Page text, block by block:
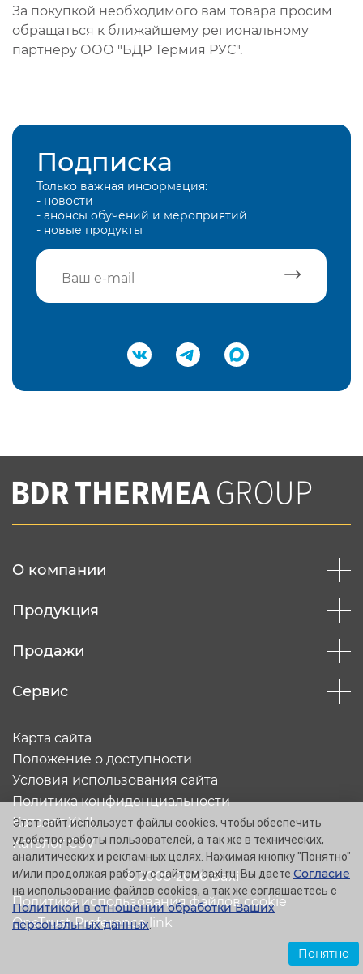
За покупкой необходимого вам товара просим
обращаться к ближайшему региональному
партнеру ООО "БДР Термия РУС".
Подписка
Только важная информация:
- новости
- анонсы обучений и мероприятий
- новые продукты
Подтвердить e-mail
Вы соглашаетесь с нашей политикой
конфеденциальности
О компании
Продукция
Продажи
Сервис
© 2005-2026 Baxi
Карта сайта
Положение о доступности
Условия использования сайта
Политика конфиденциальности
Каталог XML
Каталог CSV
Политика использования файлов cookie
OneTrust Preference link
Этот сайт использует файлы cookies, чтобы обеспечить
удобство работы пользователей, а так же в технических,
аналитических и рекламных целях. Нажимая кнопку "Понятно"
и/или продолжая работу с сайтом baxi.ru, Вы даете Согласие
на использование файлов cookies, а так же соглашаетесь с
Политикой в отношении обработки Ваших
персональных данных.
Понятно